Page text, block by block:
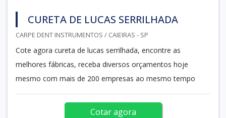
CURETA DE LUCAS SERRILHADA
CARPE DENT INSTRUMENTOS / CAIEIRAS - SP
Cote agora cureta de lucas serrilhada, encontre as
melhores fábricas, receba diversos orçamentos hoje
mesmo com mais de 200 empresas ao mesmo tempo
Cotar agora